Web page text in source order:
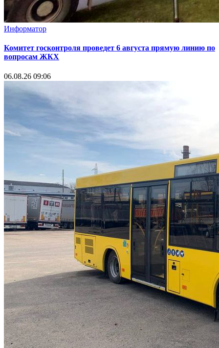
Информатор
Комитет госконтроля проведет 6 августа прямую линию по
вопросам ЖКХ
06.08.26 09:06